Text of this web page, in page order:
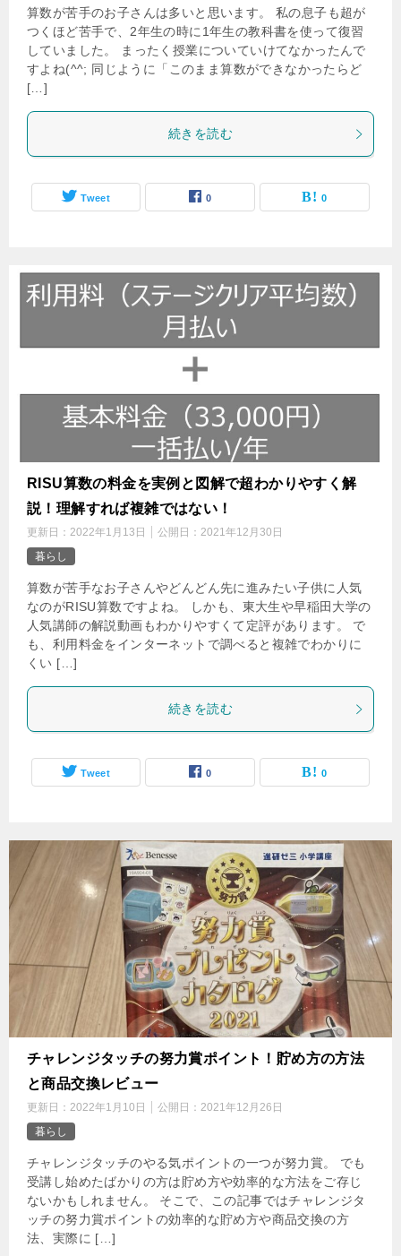
算数が苦手のお子さんは多いと思います。 私の息子も超が
つくほど苦手で、2年生の時に1年生の教科書を使って復習
していました。 まったく授業についていけてなかったんで
すよね(^^; 同じように「このまま算数ができなかったらど
[…]
続きを読む
Tweet 0 0
RISU算数の料金を実例と図解で超わかりやすく解
説！理解すれば複雑ではない！
更新日： 2022年1月13日 公開日： 2021年12月30日
暮らし
算数が苦手なお子さんやどんどん先に進みたい子供に人気
なのがRISU算数ですよね。 しかも、東大生や早稲田大学の
人気講師の解説動画もわかりやすくて定評があります。 で
も、利用料金をインターネットで調べると複雑でわかりに
くい […]
続きを読む
Tweet 0 0
チャレンジタッチの努力賞ポイント！貯め方の方法
と商品交換レビュー
更新日： 2022年1月10日 公開日： 2021年12月26日
暮らし
チャレンジタッチのやる気ポイントの一つが努力賞。 でも
受講し始めたばかりの方は貯め方や効率的な方法をご存じ
ないかもしれません。 そこで、この記事ではチャレンジタ
ッチの努力賞ポイントの効率的な貯め方や商品交換の方
法、実際に […]